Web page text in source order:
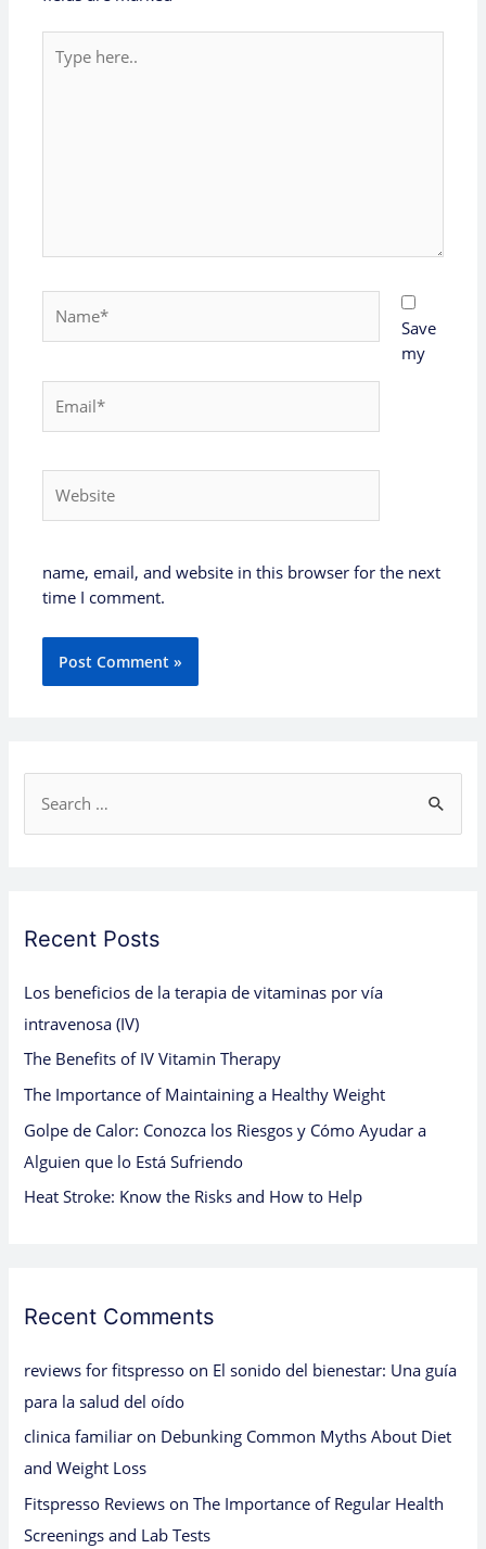
here..
Save
my
name, email, and website in this browser for the next
time I comment.
e
c
f
o
r
:
Recent Posts
Los beneficios de la terapia de vitaminas por vía
intravenosa (IV)
The Benefits of IV Vitamin Therapy
The Importance of Maintaining a Healthy Weight
Golpe de Calor: Conozca los Riesgos y Cómo Ayudar a
Alguien que lo Está Sufriendo
Heat Stroke: Know the Risks and How to Help
Recent Comments
reviews for fitspresso on El sonido del bienestar: Una guía
para la salud del oído
clinica familiar on Debunking Common Myths About Diet
and Weight Loss
Fitspresso Reviews onThe Importance of Regular Health
Screenings and Lab Tests